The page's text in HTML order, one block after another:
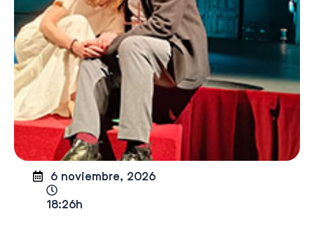
6 noviembre, 2026
18:26h